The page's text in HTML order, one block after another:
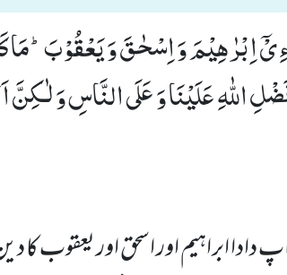
اِبْرٰهِیْمَ وَ اِسْحٰقَ وَ یَعْقُوْبَؕ-مَا
عَلَیْنَا وَ عَلَى النَّاسِ وَ لٰـكِنَّ
ابراہیم اور اسحق اور یعقوب کا دین